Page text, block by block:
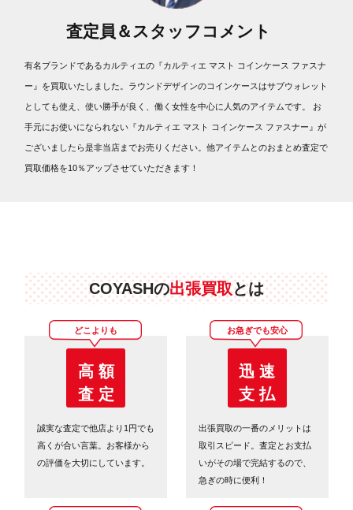
査定員＆スタッフコメント
有名ブランドであるカルティエの『カルティエ マスト コインケース ファスナ
ー』を買取いたしました。ラウンドデザインのコインケースはサブウォレット
としても使え、使い勝手が良く、働く女性を中心に人気のアイテムです。 お
手元にお使いになられない『カルティエ マスト コインケース ファスナー』が
ございましたら是非当店までお売りください。他アイテムとのおまとめ査定で
買取価格を10％アップさせていただきます！
COYASHの出張買取とは
どこよりも
高 額
査 定
誠実な査定で他店より1円でも
高くが合い言葉。お客様から
の評価を大切にしています。
お急ぎでも安心
迅 速
支 払
出張買取の一番のメリットは
取引スピード。査定とお支払
いがその場で完結するので、
急ぎの時に便利！